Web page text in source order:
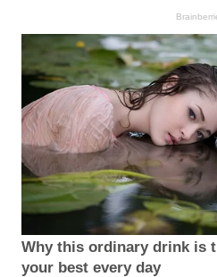
Why this ordinary drink is
your best every day